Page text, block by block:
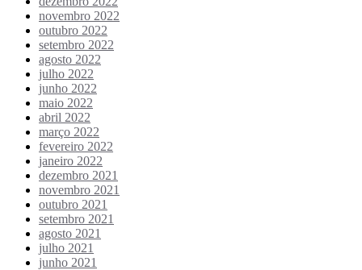
novembro 2022
outubro 2022
setembro 2022
agosto 2022
julho 2022
junho 2022
maio 2022
abril 2022
março 2022
fevereiro 2022
janeiro 2022
dezembro 2021
novembro 2021
outubro 2021
setembro 2021
agosto 2021
julho 2021
junho 2021